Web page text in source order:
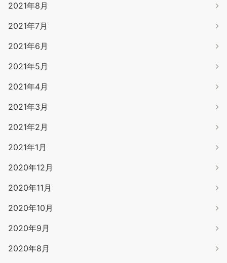
2021年8月
2021年7月
2021年6月
2021年5月
2021年4月
2021年3月
2021年2月
2021年1月
2020年12月
2020年11月
2020年10月
2020年9月
2020年8月